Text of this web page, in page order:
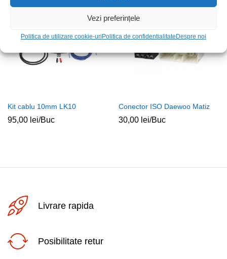
Vezi preferințele
Politica de utilizare cookie-uriPolitica de confidentialitateDespre noi
Kit cablu 10mm LK10
95,00 lei/Buc
Conector ISO Daewoo Matiz
30,00 lei/Buc
Livrare rapida
Posibilitate retur